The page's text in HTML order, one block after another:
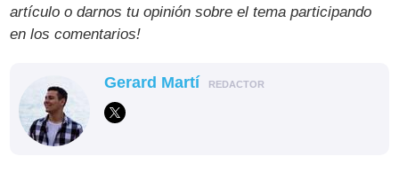
artículo o darnos tu opinión sobre el tema participando
en los comentarios!
Gerard Martí REDACTOR